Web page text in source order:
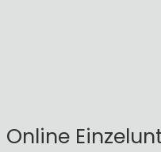
Online